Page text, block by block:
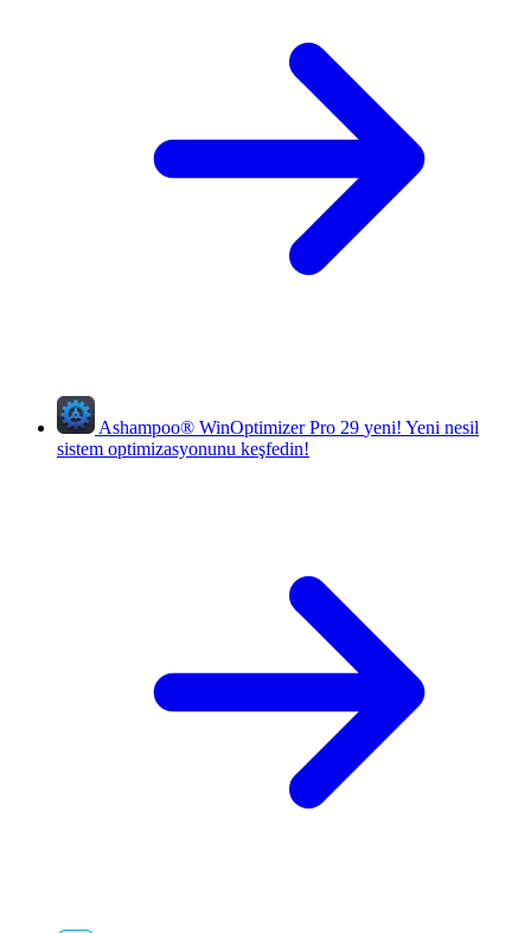
Ashampoo® WinOptimizer Pro 29 yeni! Yeni nesil
sistem optimizasyonunu keşfedin!